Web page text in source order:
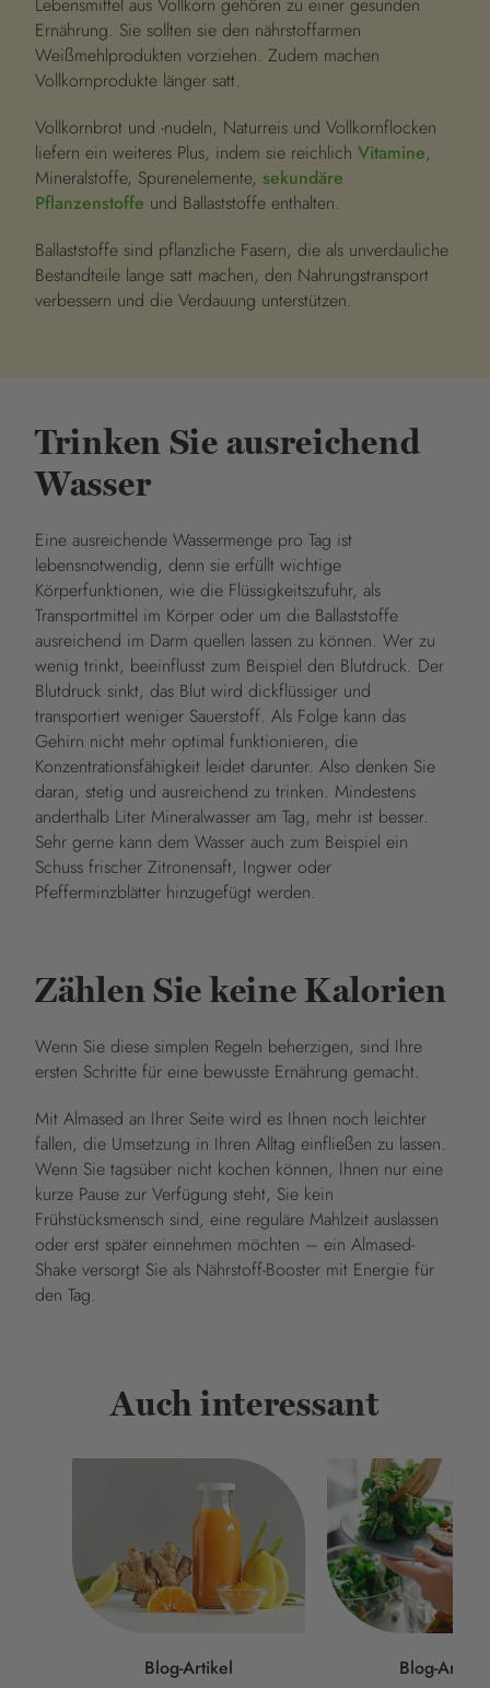
Ernährung. Sie sollten sie den nährstoffarmen
Weißmehlprodukten vorziehen. Zudem machen
Vollkornprodukte länger satt.
Vollkornbrot und -nudeln, Naturreis und Vollkornflocken
liefern ein weiteres Plus, indem sie reichlich Vitamine,
Mineralstoffe, Spurenelemente, sekundäre
Pflanzenstoffe und Ballaststoffe enthalten.
Ballaststoffe sind pflanzliche Fasern, die als unverdauliche
Bestandteile lange satt machen, den Nahrungstransport
verbessern und die Verdauung unterstützen.
Trinken Sie ausreichend
Wasser
Eine ausreichende Wassermenge pro Tag ist
lebensnotwendig, denn sie erfüllt wichtige
Körperfunktionen, wie die Flüssigkeitszufuhr, als
Transportmittel im Körper oder um die Ballaststoffe
ausreichend im Darm quellen lassen zu können. Wer zu
wenig trinkt, beeinflusst zum Beispiel den Blutdruck. Der
Blutdruck sinkt, das Blut wird dickflüssiger und
transportiert weniger Sauerstoff. Als Folge kann das
Gehirn nicht mehr optimal funktionieren, die
Konzentrationsfähigkeit leidet darunter. Also denken Sie
daran, stetig und ausreichend zu trinken. Mindestens
anderthalb Liter Mineralwasser am Tag, mehr ist besser.
Sehr gerne kann dem Wasser auch zum Beispiel ein
Schuss frischer Zitronensaft, Ingwer oder
Pfefferminzblätter hinzugefügt werden.
Zählen Sie keine Kalorien
Wenn Sie diese simplen Regeln beherzigen, sind Ihre
ersten Schritte für eine bewusste Ernährung gemacht.
Mit Almased an Ihrer Seite wird es Ihnen noch leichter
fallen, die Umsetzung in Ihren Alltag einfließen zu lassen.
Wenn Sie tagsüber nicht kochen können, Ihnen nur eine
kurze Pause zur Verfügung steht, Sie kein
Frühstücksmensch sind, eine reguläre Mahlzeit auslassen
oder erst später einnehmen möchten – ein Almased-
Shake versorgt Sie als Nährstoff-Booster mit Energie für
den Tag.
Auch interessant
Blog-Artikel Blog-Artikel